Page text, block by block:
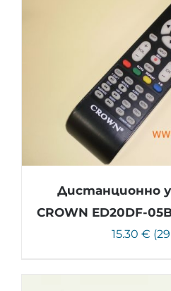
Дистанционно
CROWN ED20DF-
15.30 €